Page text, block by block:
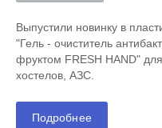
Выпустили новинку в
"Гель - очиститель
фруктом FRESH HAND"
хостелов, АЗС.
Подробнее